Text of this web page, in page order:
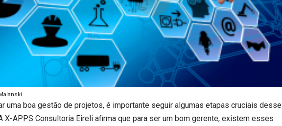
uma boa gestão de projetos, é importante seguir algumas etapas cruciais desse
X-APPS Consultoria Eireli afirma que para ser um bom gerente, existem esses